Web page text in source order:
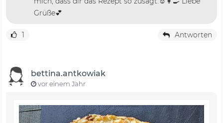
Grüße💕
1 Antworten
bettina.antkowiak
vor einem Jahr